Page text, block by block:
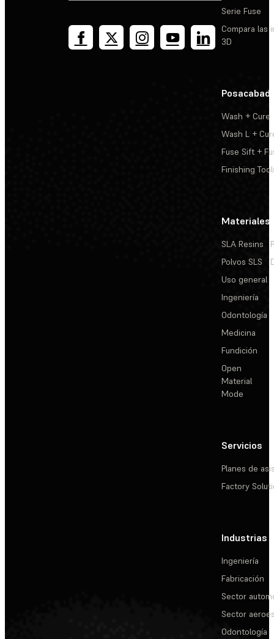
Serie Fuse
Compara las
3D
Wash + Cure
Wash L +
Fuse Sift +
Finishing
Materiales
SLA Resins
Polvos SLS
Uso general
Ingeniería
Odontología
Medicina
Fundición
Open
Material
Mode
Servicios
Planes de
Factory
Industrias
Ingeniería
Fabricación
Sector
Sector
Odontología